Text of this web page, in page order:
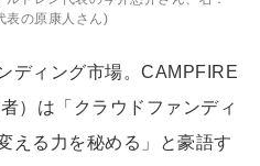
表の原康人さん)
ディング市場。CAMPFIRE
）は「クラウドファンディ
える力を秘める」と豪語す